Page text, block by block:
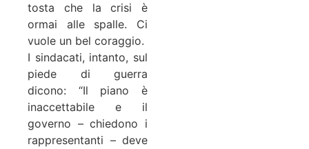
tosta che la crisi è
ormai alle spalle. Ci
vuole un bel coraggio.
I sindacati, intanto, sul
piede di guerra
dicono: “Il piano è
inaccettabile e il
governo – chiedono i
rappresentanti – deve